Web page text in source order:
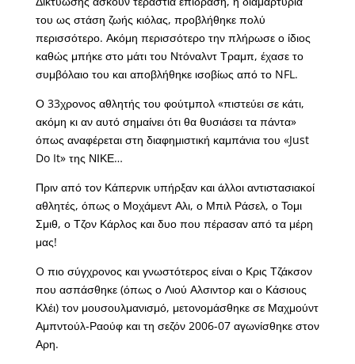
του ως στάση ζωής κιόλας, προβλήθηκε πολύ
περισσότερο. Ακόμη περισσότερο την πλήρωσε ο ίδιος
καθώς μπήκε στο μάτι του Ντόναλντ Τραμπ, έχασε το
συμβόλαιο του και αποβλήθηκε ισοβίως από το NFL.
Ο 33χρονος αθλητής του φούτμπολ «πιστεύει σε κάτι,
ακόμη κι αν αυτό σημαίνει ότι θα θυσιάσει τα πάντα»
όπως αναφέρεται στη διαφημιστική καμπάνια του «Just
Do It» της ΝΙΚΕ…
Πριν από τον Κάπερνικ υπήρξαν και άλλοι αντιστασιακοί
αθλητές, όπως ο Μοχάμεντ Αλι, ο Μπιλ Ράσελ, ο Τομι
Σμιθ, ο Τζον Κάρλος και δυο που πέρασαν από τα μέρη
μας!
O πιο σύγχρονος και γνωστότερος είναι ο Κρις Τζάκσον
που ασπάσθηκε (όπως ο Λιού Αλσιντορ και ο Κάσιους
Κλέι) τον μουσουλμανισμό, μετονομάσθηκε σε Μαχμούντ
Αμπντούλ-Ραούφ και τη σεζόν 2006-07 αγωνίσθηκε στον
Αρη.